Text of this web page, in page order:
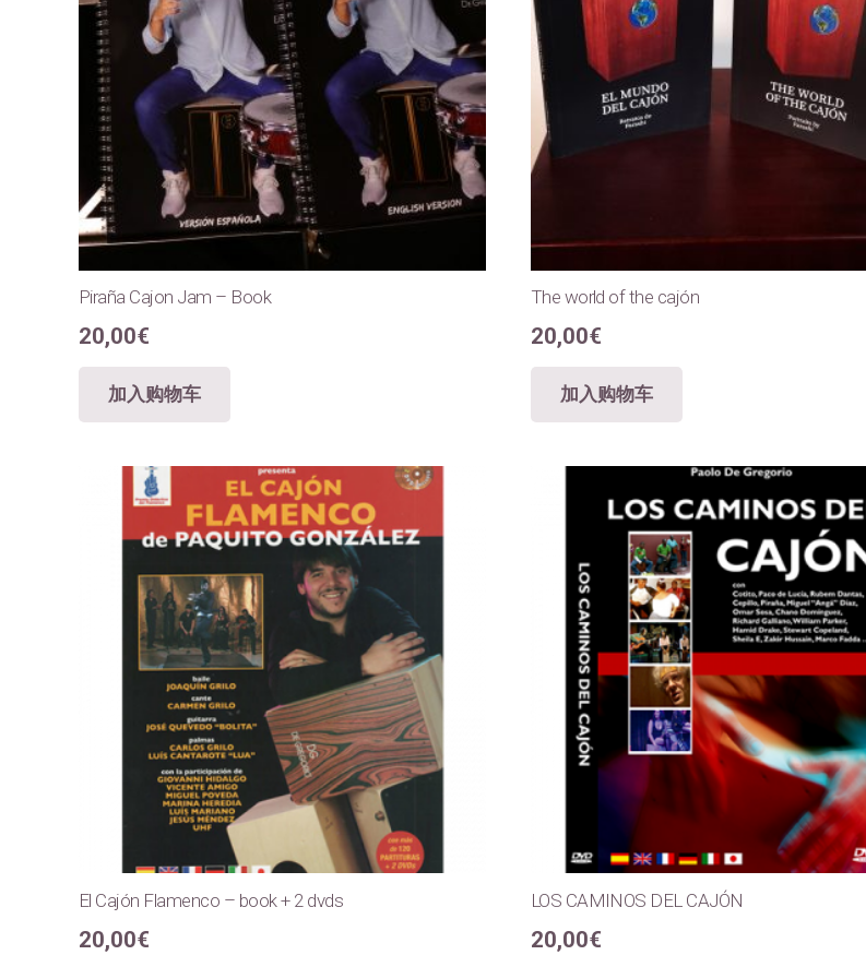
Piraña Cajon Jam – Book
20,00€
加入购物车
The world of the cajón
20,00€
加入购物车
El Cajón Flamenco – book + 2 dvds
20,00€
LOS CAMINOS DEL CAJÓN
20,00€